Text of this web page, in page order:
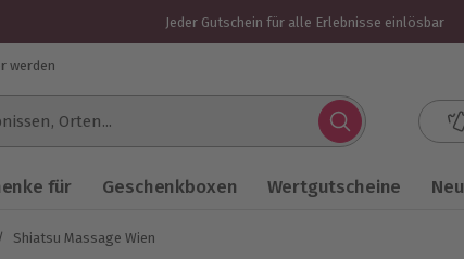
Jeder Gutschein für alle Erlebnisse einlösbar
werden
für Geschenkboxen Wertgutscheine Neu
/ Shiatsu Massage Wien